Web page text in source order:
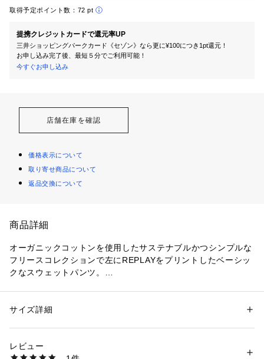
取得予定ポイント数： 72 pt
提携クレジットカードで還元率UP
三井ショッピングパークカード《セゾン》なら更に¥100につき1pt還元！
お申し込み完了後、最短５分でご利用可能！
今すぐお申し込み
店舗在庫を確認
価格表示について
取り寄せ商品について
返品交換について
商品詳細
オーガニックコットンを使用したサステナブルかつシンプルな
フリースコレクションで左にREPLAYをプリントしたベーシッ
クなスウェットパンツ。
性別：メンズ
素材：コットン100％
商品番号：
サイズ詳細
レビュー